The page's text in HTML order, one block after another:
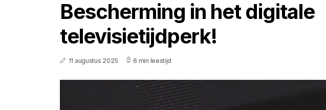
Bescherming in het digitale
televisietijdperk!
11 augustus 2025 6 min leestijd